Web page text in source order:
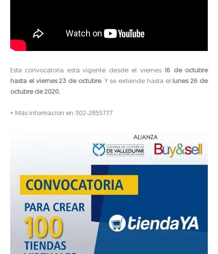
Esta convocatoria está vigente desde el viernes16 de octubre
hasta el viernes 23 de octubre. Y se extiende hasta el
lunes 26 de
octubre de 2020.
+ Más información en 302-2855777